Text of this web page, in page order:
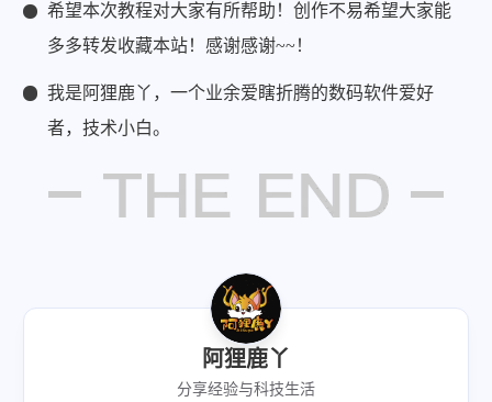
希望本次教程对大家有所帮助！创作不易希望大家能
多多转发收藏本站！感谢感谢~~！
我是阿狸鹿丫，一个业余爱瞎折腾的数码软件爱好
者，技术小白。
阿狸鹿丫
分享经验与科技生活